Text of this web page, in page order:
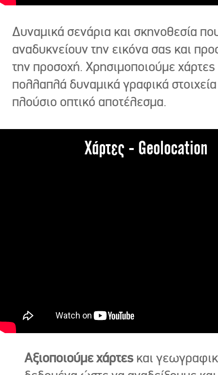
Δυναμικά σενάρια και σκηνοθεσία
αναδυκνείουν την εικόνα σας και
την προσοχή. Χρησιμοποιούμε χάρτες
πολλαπλά δυναμικά γραφικά στοιχεία
πλούσιο οπτικό αποτέλεσμα.
Χάρτες - Geolocation
Αξιοποιούμε χάρτες και